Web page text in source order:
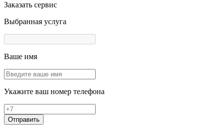
Заказать сервис
Выбранная услуга
Ваше имя
Укажите ваш номер телефона
Отправить